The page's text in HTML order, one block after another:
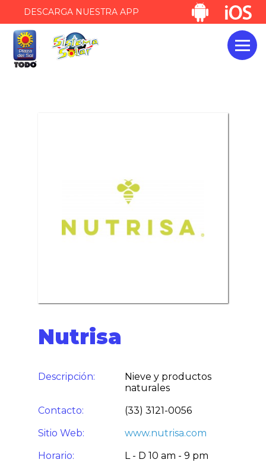
DESCARGA NUESTRA APP
Nutrisa
Descripción:
Nieve y productos
naturales
Contacto:
(33) 3121-0056
Sitio Web:
www.nutrisa.com
Horario:
L - D 10 am - 9 pm